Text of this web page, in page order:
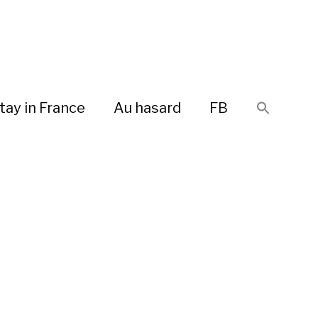
in France Au hasard FB